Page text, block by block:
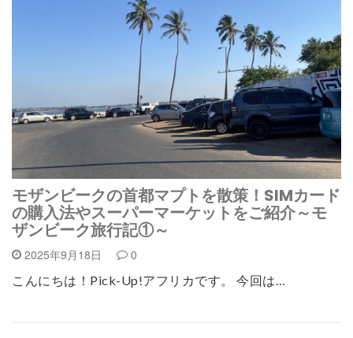
モザンビークの首都マプトを散策！SIMカード
の購入法やスーパーマーケットをご紹介～モ
ザンビーク旅行記①～
2025年9月18日 0
こんにちは！Pick-Up!アフリカです。 今回は…